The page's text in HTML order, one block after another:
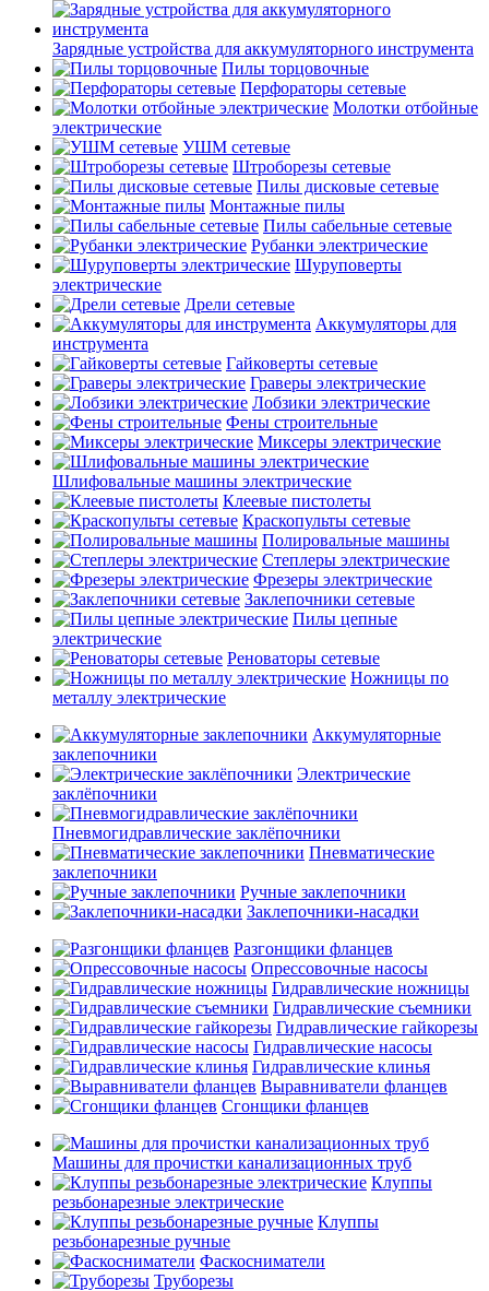
Зарядные устройства для аккумуляторного инструмента
Пилы торцовочные
Перфораторы сетевые
Молотки отбойные
электрические
УШМ сетевые
Штроборезы сетевые
Пилы дисковые сетевые
Монтажные пилы
Пилы сабельные сетевые
Рубанки электрические
Шуруповерты
электрические
Дрели сетевые
Аккумуляторы для
инструмента
Гайковерты сетевые
Граверы электрические
Лобзики электрические
Фены строительные
Миксеры электрические
Шлифовальные машины электрические
Клеевые пистолеты
Краскопульты сетевые
Полировальные машины
Степлеры электрические
Фрезеры электрические
Заклепочники сетевые
Пилы цепные
электрические
Реноваторы сетевые
Ножницы по
металлу электрические
Аккумуляторные
заклепочники
Электрические
заклёпочники
Пневмогидравлические заклёпочники
Пневматические
заклепочники
Ручные заклепочники
Заклепочники-насадки
Разгонщики фланцев
Опрессовочные насосы
Гидравлические ножницы
Гидравлические съемники
Гидравлические гайкорезы
Гидравлические насосы
Гидравлические клинья
Выравниватели фланцев
Сгонщики фланцев
Машины для прочистки канализационных труб
Клуппы
резьбонарезные электрические
Клуппы
резьбонарезные ручные
Фаскосниматели
Труборезы